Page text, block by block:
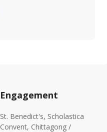
Engagement
St. Benedict's, Scholastica
Convent, Chittagong /